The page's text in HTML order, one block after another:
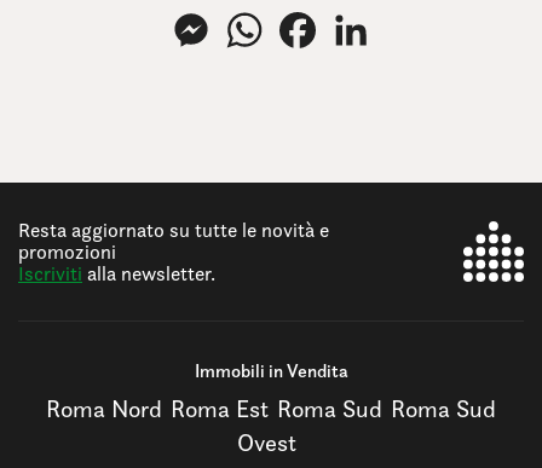
MessengerWhatsAppFacebook
Resta aggiornato su tutte le novità e
promozioni
Iscriviti alla newsletter.
Immobili in Vendita
Roma Nord Roma Est Roma Sud Roma Sud
Ovest